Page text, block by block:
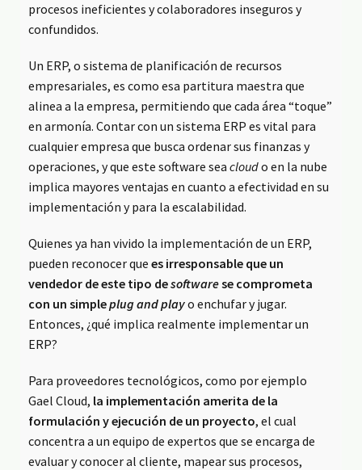
procesos ineficientes y colaboradores inseguros y
confundidos.
Un ERP, o sistema de planificación de recursos
empresariales, es como esa partitura maestra que
alinea a la empresa, permitiendo que cada área “toque”
en armonía. Contar con un sistema ERP es vital para
cualquier empresa que busca ordenar sus finanzas y
operaciones, y que este software sea cloudo en la nube
implica mayores ventajas en cuanto a efectividad en su
implementación y para la escalabilidad.
Quienes ya han vivido la implementación de un ERP,
pueden reconocer que es irresponsable que un
vendedor de este tipo desoftwarese comprometa
con un simpleplug and playo enchufar y jugar.
Entonces, ¿qué implica realmente implementar un
ERP?
Para proveedores tecnológicos, como por ejemplo
Gael Cloud, la implementación amerita de la
formulación y ejecución de un proyecto, el cual
concentra a un equipo de expertos que se encarga de
evaluar y conocer al cliente, mapear sus procesos,